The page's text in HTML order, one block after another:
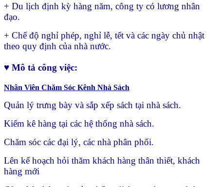
+ Du lịch định kỳ hàng năm, công ty có lương nhân
đạo.
+ Chế độ nghỉ phép, nghỉ lễ, tết và các ngày chủ nhật
theo quy định của nhà nước.
♥ Mô tả công việc:
Nhân Viên Chăm Sóc Kênh Nhà Sách
Quản lý trưng bày và sắp xếp sách tại nhà sách.
Kiểm kê hàng tại các hệ thống nhà sách.
Chăm sóc các đại lý, các nhà phân phối.
Lên kế hoạch hỏi thăm khách hàng thân thiết, khách
hàng mới